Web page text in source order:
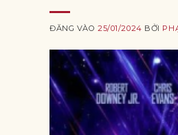
ĐĂNG VÀO25/01/2024 BỞI